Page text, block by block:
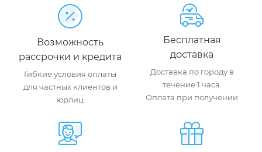
Возможность
рассрочки и кредита
Гибкие условия оплаты
для частных клиентов и
юрлиц
Бесплатная
доставка
Доставка по городу в
течение 1 часа.
Оплата при получении